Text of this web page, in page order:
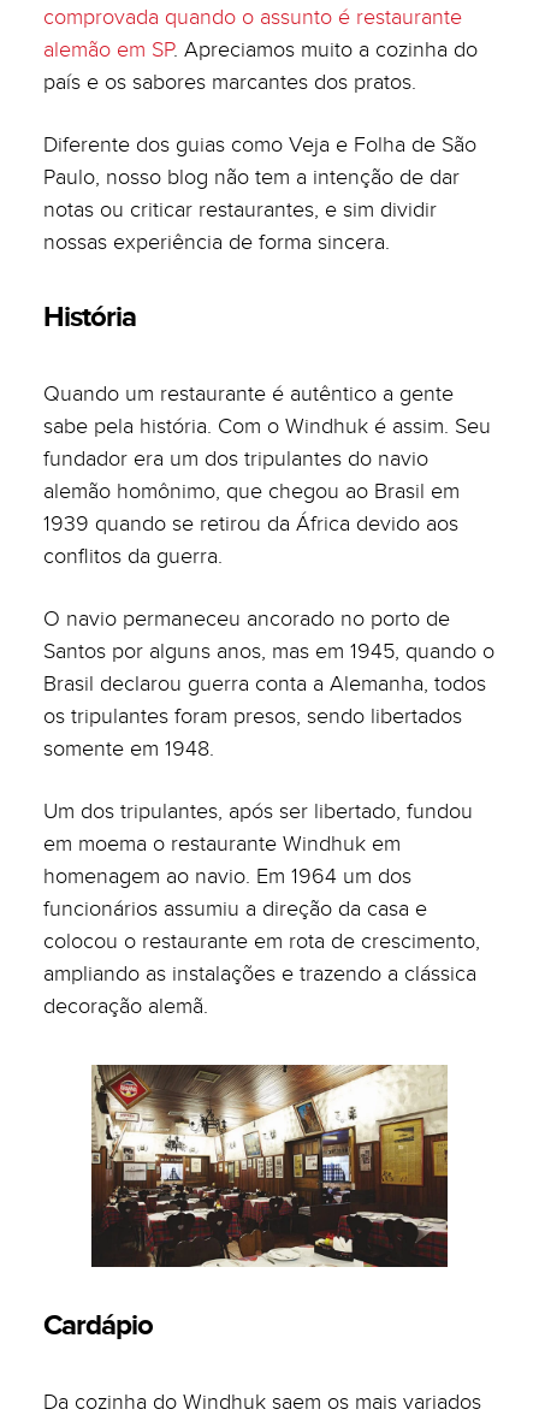
comprovada quando o assunto é restaurante
alemão em SP. Apreciamos muito a cozinha do
país e os sabores marcantes dos pratos.
Diferente dos guias como Veja e Folha de São
Paulo, nosso blog não tem a intenção de dar
notas ou criticar restaurantes, e sim dividir
nossas experiência de forma sincera.
História
Quando um restaurante é autêntico a gente
sabe pela história. Com o Windhuk é assim. Seu
fundador era um dos tripulantes do navio
alemão homônimo, que chegou ao Brasil em
1939 quando se retirou da África devido aos
conflitos da guerra.
O navio permaneceu ancorado no porto de
Santos por alguns anos, mas em 1945, quando o
Brasil declarou guerra conta a Alemanha, todos
os tripulantes foram presos, sendo libertados
somente em 1948.
Um dos tripulantes, após ser libertado, fundou
em moema o restaurante Windhuk em
homenagem ao navio. Em 1964 um dos
funcionários assumiu a direção da casa e
colocou o restaurante em rota de crescimento,
ampliando as instalações e trazendo a clássica
decoração alemã.
Cardápio
Da cozinha do Windhuk saem os mais variados